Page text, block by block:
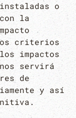
o
la
criterios
impactos
servirá
de
y así